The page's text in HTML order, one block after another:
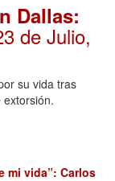
Dallas:
de Julio,
su vida tras
mi vida”: Carlos